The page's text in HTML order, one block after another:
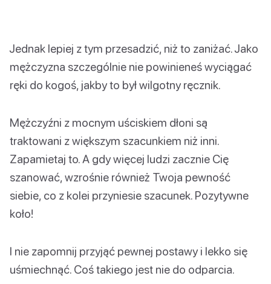
Jednak lepiej z tym przesadzić, niż to zaniżać. Jako
mężczyzna szczególnie nie powinieneś wyciągać
ręki do kogoś, jakby to był wilgotny ręcznik.
Mężczyźni z mocnym uściskiem dłoni są
traktowani z większym szacunkiem niż inni.
Zapamietaj to. A gdy więcej ludzi zacznie Cię
szanować, wzrośnie również Twoja pewność
siebie, co z kolei przyniesie szacunek. Pozytywne
koło!
I nie zapomnij przyjąć pewnej postawy i lekko się
uśmiechnąć. Coś takiego jest nie do odparcia.